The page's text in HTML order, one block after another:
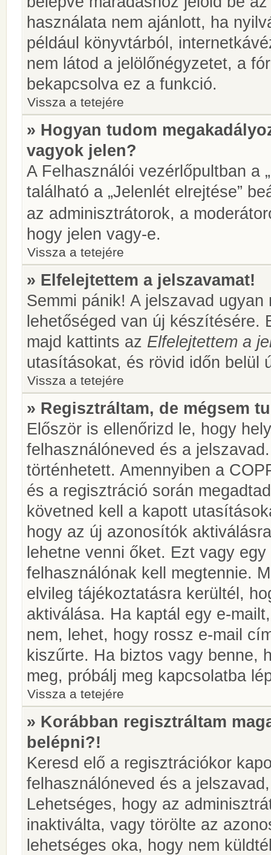
használata nem ajánlott, ha
például könyvtárból,
nem látod a jelölőnégyzetet, a
bekapcsolva ez a funkció.
Vissza a tetejére
» Hogyan tudom
vagyok jelen?
A Felhasználói vezérlőpultban a
található a „Jelenlét elrejtése”
az adminisztrátorok, a
hogy jelen vagy-e.
Vissza a tetejére
» Elfelejtettem a jelszavamat!
Semmi pánik! A jelszavad
lehetőséged van új készítésére.
majd kattints az Elfelejtettem a
utasításokat, és rövid időn belül
Vissza a tetejére
» Regisztráltam, de mégsem
Először is ellenőrizd le, hogy
felhasználóneved és a
történhetett. Amennyiben a
és a regisztráció során
követned kell a kapott
hogy az új azonosítók
lehetne venni őket. Ezt vagy
felhasználónak kell megtennie.
elvileg tájékoztatásra kerültél,
aktiválása. Ha kaptál egy e-
nem, lehet, hogy rossz e-mail
kiszűrte. Ha biztos vagy benne,
meg, próbálj meg kapcsolatba
Vissza a tetejére
» Korábban regisztráltam
belépni?!
Keresd elő a regisztrációkor
felhasználóneved és a
Lehetséges, hogy az
inaktiválta, vagy törölte az
lehetséges oka, hogy nem